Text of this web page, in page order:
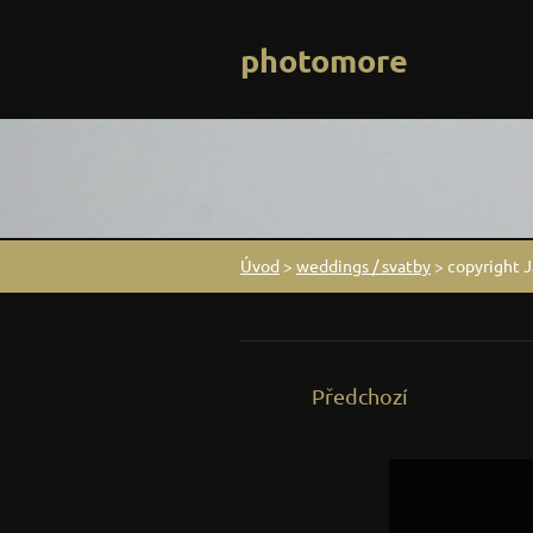
photomore
Úvod > weddings / svatby > copyright
Předchozí